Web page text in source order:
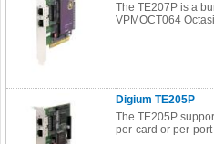
The TE207P is a
VPMOCT064
Digium TE205P
The TE205P
per-card or per-